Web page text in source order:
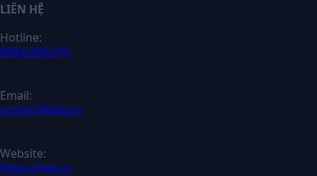
LIÊN HỆ
Hotline:
0964.000.670
Email:
contact@bla.vn
Website:
https://bla.vn